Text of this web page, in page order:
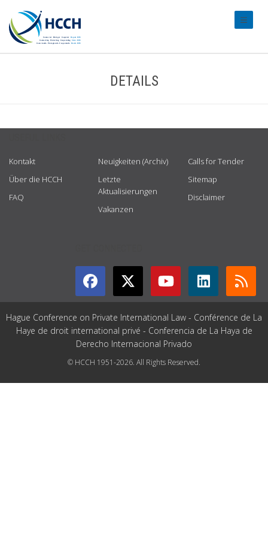
DETAILS
Kontakt
Über die HCCH
FAQ
Neuigkeiten (Archiv)
Letzte
Aktualisierungen
Vakanzen
Calls for Tender
Sitemap
Disclaimer
Hague Conference on Private International Law - Conférence de La
Haye de droit international privé - Conferencia de La Haya de
Derecho Internacional Privado
© HCCH 1951-2026. All Rights Reserved.